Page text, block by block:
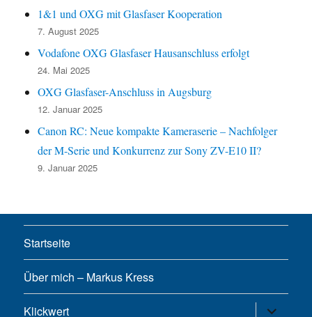
1&1 und OXG mit Glasfaser Kooperation
7. August 2025
Vodafone OXG Glasfaser Hausanschluss erfolgt
24. Mai 2025
OXG Glasfaser-Anschluss in Augsburg
12. Januar 2025
Canon RC: Neue kompakte Kameraserie – Nachfolger
der M-Serie und Konkurrenz zur Sony ZV-E10 II?
9. Januar 2025
Startseite
Über mich – Markus Kress
Klickwert